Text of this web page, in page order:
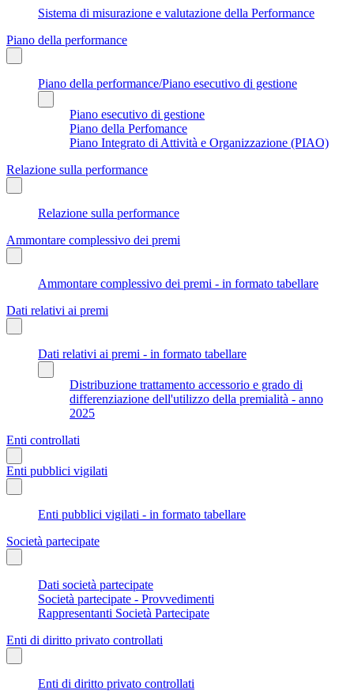
Sistema di misurazione e valutazione della Performance
Piano della performance
Piano della performance/Piano esecutivo di gestione
Piano esecutivo di gestione
Piano della Perfomance
Piano Integrato di Attività e Organizzazione (PIAO)
Relazione sulla performance
Relazione sulla performance
Ammontare complessivo dei premi
Ammontare complessivo dei premi - in formato tabellare
Dati relativi ai premi
Dati relativi ai premi - in formato tabellare
Distribuzione trattamento accessorio e grado di
differenziazione dell'utilizzo della premialità - anno
2025
Enti controllati
Enti pubblici vigilati
Enti pubblici vigilati - in formato tabellare
Società partecipate
Dati società partecipate
Società partecipate - Provvedimenti
Rappresentanti Società Partecipate
Enti di diritto privato controllati
Enti di diritto privato controllati